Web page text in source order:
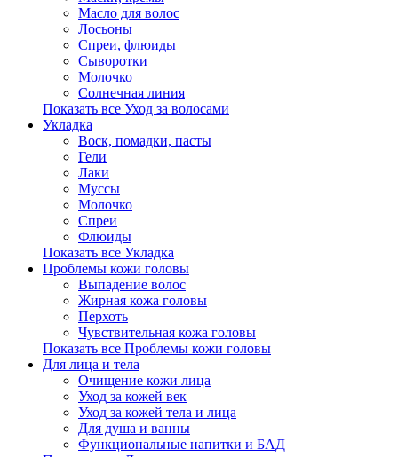
Масло для волос
Лосьоны
Спреи, флюиды
Сыворотки
Молочко
Солнечная линия
Показать все Уход за волосами
Укладка
Воск, помадки, пасты
Гели
Лаки
Муссы
Молочко
Спреи
Флюиды
Показать все Укладка
Проблемы кожи головы
Выпадение волос
Жирная кожа головы
Перхоть
Чувствительная кожа головы
Показать все Проблемы кожи головы
Для лица и тела
Очищение кожи лица
Уход за кожей век
Уход за кожей тела и лица
Для душа и ванны
Функциональные напитки и БАД